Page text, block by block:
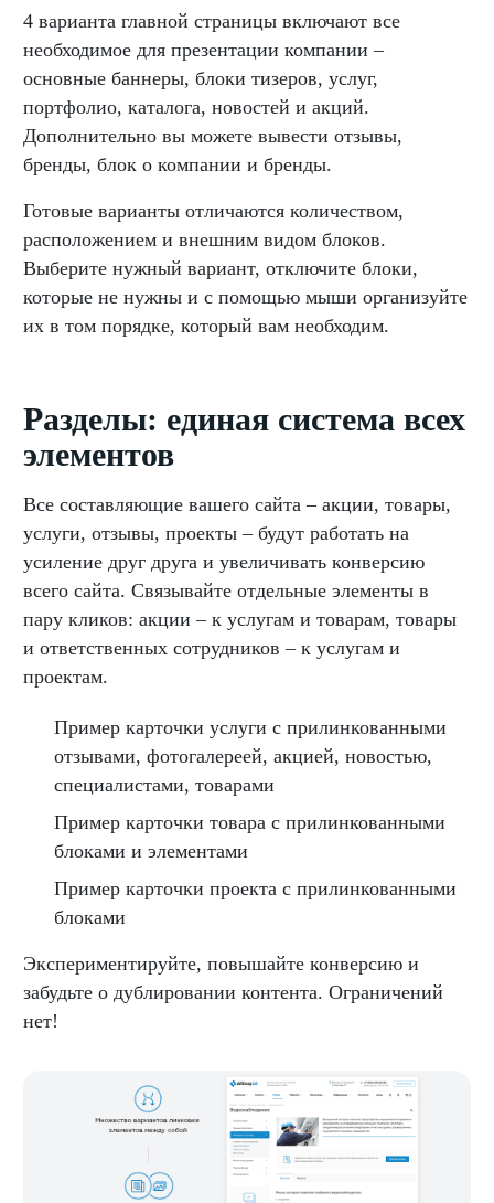
4 варианта главной страницы включают все
необходимое для презентации компании –
основные баннеры, блоки тизеров, услуг,
портфолио, каталога, новостей и акций.
Дополнительно вы можете вывести отзывы,
бренды, блок о компании и бренды.
Готовые варианты отличаются количеством,
расположением и внешним видом блоков.
Выберите нужный вариант, отключите блоки,
которые не нужны и с помощью мыши организуйте
их в том порядке, который вам необходим.
Разделы: единая система всех
элементов
Все составляющие вашего сайта – акции, товары,
услуги, отзывы, проекты – будут работать на
усиление друг друга и увеличивать конверсию
всего сайта. Связывайте отдельные элементы в
пару кликов: акции – к услугам и товарам, товары
и ответственных сотрудников – к услугам и
проектам.
Пример карточки услуги с прилинкованными
отзывами, фотогалереей, акцией, новостью,
специалистами, товарами
Пример карточки товара с прилинкованными
блоками и элементами
Пример карточки проекта с прилинкованными
блоками
Экспериментируйте, повышайте конверсию и
забудьте о дублировании контента. Ограничений
нет!